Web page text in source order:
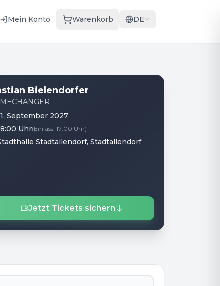
Mein Konto Warenkorb DE
Bielendorfer
September 2027
Uhr(Einlass:17:00 Uhr)
Stadtallendorf, Stadtallendorf
Jetzt Tickets sichern